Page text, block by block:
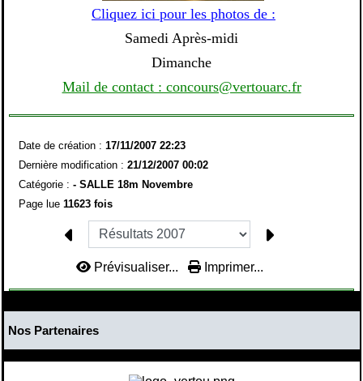
Cliquez ici pour les photos de :
Samedi Après-midi
Dimanche
Mail de contact : concours@vertouarc.fr
Date de création : 17/11/2007 22:23
Dernière modification : 21/12/2007 00:02
Catégorie : - SALLE 18m Novembre
Page lue 11623 fois
Prévisualiser... Imprimer...
Nos Partenaires